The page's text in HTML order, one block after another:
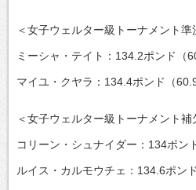
＜女子ウェルター級トーナメント準
ミーシャ・テイト：134.2ポンド（
マイユ・クヤラ：134.4ポンド（60.9
＜女子ウェルター級トーナメント補
コリーン・シュナイダー：134ポン
ルイス・カルモウチェ：134.6ポン